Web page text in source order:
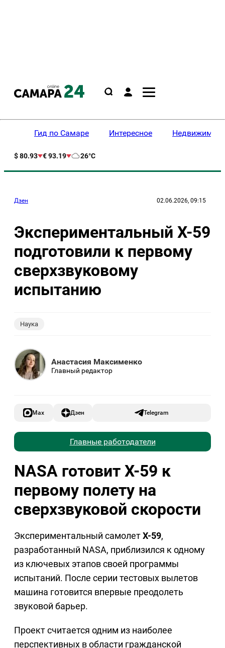
Гид по Самаре Интересное
$ 80.93 € 93.19 26°C
Дзен 02.06.2026, 09:15
Экспериментальный X-59
подготовили к первому
сверхзвуковому
испытанию
Наука
Анастасия Максименко
Главный редактор
Max Дзен Telegram
Главные работодатели
NASA готовит X-59 к
первому полету на
сверхзвуковой скорости
Экспериментальный самолетX-59,
разработанный NASA, приблизился к одному
из ключевых этапов своей программы
испытаний. После серии тестовых вылетов
машина готовится впервые преодолеть
звуковой барьер.
Проект считается одним из наиболее
перспективных в области гражданской